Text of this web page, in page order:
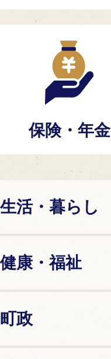
保険・年金
生活・暮らし
健康・福祉
町政